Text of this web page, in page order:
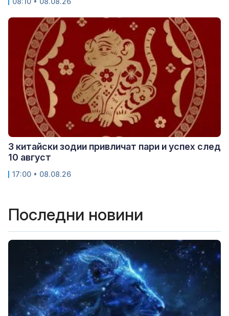
3 китайски зодии привличат пари и успех след
10 август
17:00 • 08.08.26
Последни новини